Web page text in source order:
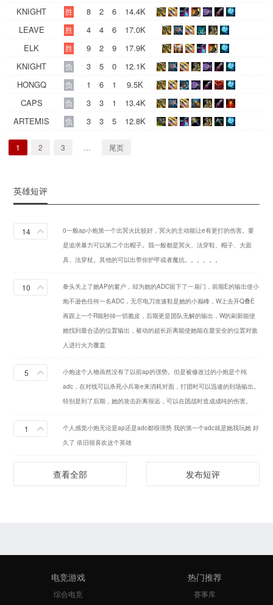
KNIGHT
胜 8 2 6
14.4K
LEAVE
胜 4 4 6
17.0K
ELK
胜 9 2 9
17.9K
KNIGHT
负 3 5 0
12.1K
HONGQ
负 1 6 1
9.5K
CAPS
负 3 3 1
13.4K
ARTEMIS
负 3 3 5 12.8K
1 2 3 尾页
英雄短评
14
0一般ap小炮第一个出冥火比较好，冥火的主动能让e有更打的伤害。要
是追求暴力可以第二个出帽子。我一般都是冥火、法穿鞋、帽子、大面
具、法穿杖。其他的可以出带你护甲或者魔抗。。。。。。
10
拳头关上了她AP的窗户，却为她的ADC留下了一扇门，前期E的输出使小
炮不逊色任何一名ADC，无尽电刀攻速鞋是她的小巅峰，W上去开Q叠E
再跟上一个R能秒掉一切脆皮，后期更是团队无解的输出，W的刷新能使
她找到最合适的位置输出，被动的超长距离能使她能在最安全的位置对敌
人进行火力覆盖
5
小炮这个人物虽然没有了以前ap的强势。但是被修改过的小炮是个纯
adc，在对线可以杀死小兵靠e来消耗对面，打团时可以迅速的到场输出。
特别是到了后期，她的攻击距离很远，可以在团战时造成成吨的伤害。
1
个人感觉小炮无论是ap还是adc都很强势 我的第一个adc就是她我玩她 好
久了 依旧很喜欢这个英雄
发布短评
查看全部
电竞游戏
综合电竞
热门推荐
赛事库